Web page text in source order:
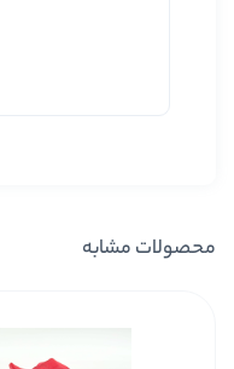
محصولات مشابه